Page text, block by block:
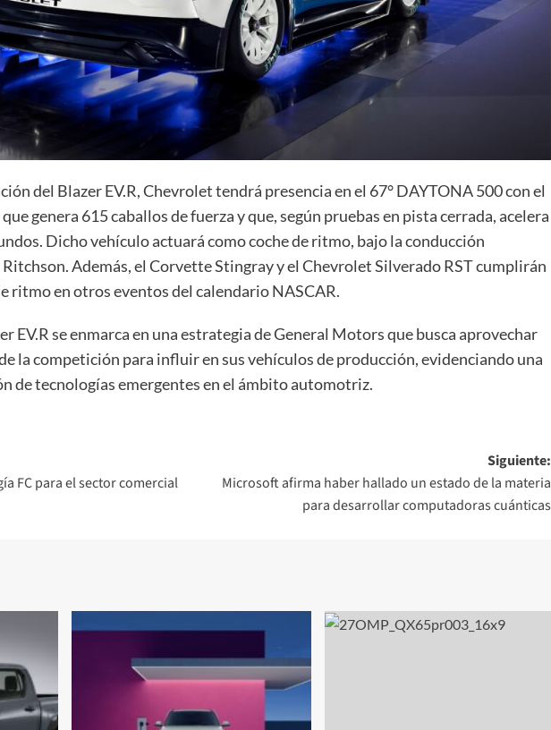
del Blazer EV.R, Chevrolet tendrá presencia en el 67° DAYTONA 500 con el
genera 615 caballos de fuerza y que, según pruebas en pista cerrada, acelera
Dicho vehículo actuará como coche de ritmo, bajo la conducción
Además, el Corvette Stingray y el Chevrolet Silverado RST cumplirán
ritmo en otros eventos del calendario NASCAR.
EV.R se enmarca en una estrategia de General Motors que busca aprovechar
la competición para influir en sus vehículos de producción, evidenciando una
de tecnologías emergentes en el ámbito automotriz.
FC para el sector comercial
Siguiente:
Microsoft afirma haber hallado un estado de la materia
para desarrollar computadoras cuánticas